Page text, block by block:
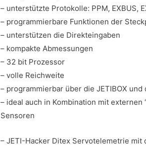
– unterstützte Protokolle: PPM, EXBUS,
– programmierbare Funktionen der
– unterstützen die Direkteingaben
– kompakte Abmessungen
– 32 bit Prozessor
– volle Reichweite
– programmierbar über die JETIBOX
– ideal auch in Kombination mit
Sensoren
– JETI-Hacker Ditex Servotelemetrie mit